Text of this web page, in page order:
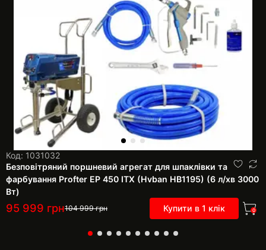
Код: 1031032
Безповітряний поршневий агрегат для шпаклівки та
фарбування Profter EP 450 ITX (Hvban HB1195) (6 л/хв 3000
Вт)
95 999 грн104 999грн Купити в 1 клік 0